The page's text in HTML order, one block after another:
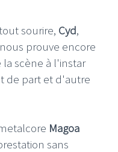
sourire, Cyd,
prouve encore
la scène à l'instar
de part et d'autre
Magoa
sans